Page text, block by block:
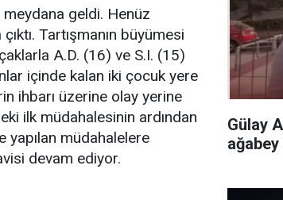
geldi. Henüz
Tartışmanın büyümesi
A.D. (16) ve S.I. (15)
içinde kalan iki çocuk yere
ihbarı üzerine olay yerine
ilk müdahalesinin ardından
yapılan müdahalelere
devam ediyor.
Gülay